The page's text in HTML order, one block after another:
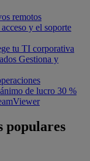
remotos
y el soporte
tu TI corporativa
Gestiona y
de lucro 30 %
populares